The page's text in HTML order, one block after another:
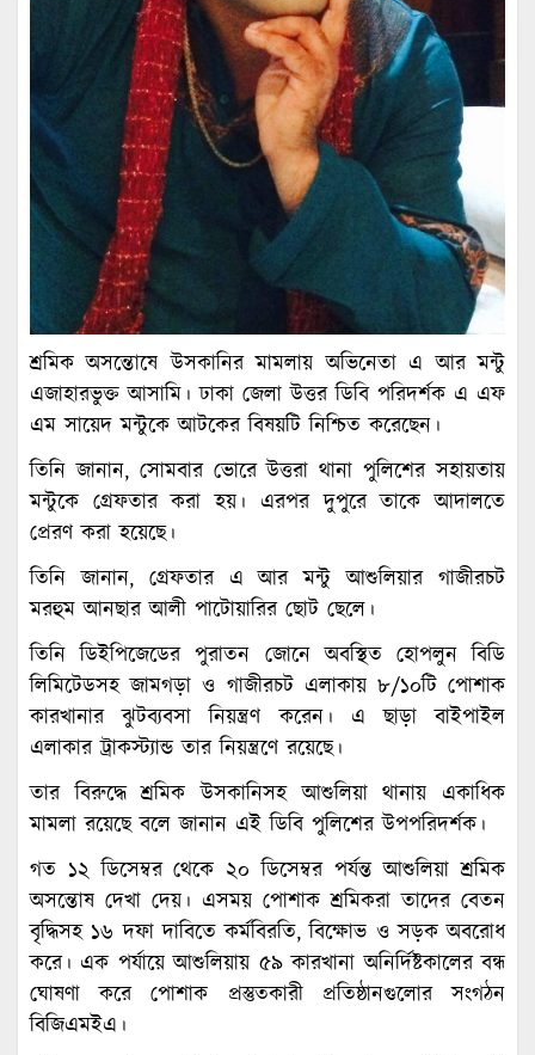
শ্রমিক অসন্তোষে উসকানির মামলায় অভিনেতা এ আর মন্টু
এজাহারভুক্ত আসামি। ঢাকা জেলা উত্তর ডিবি পরিদর্শক এ এফ
এম সায়েদ মন্টুকে আটকের বিষয়টি নিশ্চিত করেছেন।
তিনি জানান, সোমবার ভোরে উত্তরা থানা পুলিশের সহায়তায়
মন্টুকে গ্রেফতার করা হয়। এরপর দুপুরে তাকে আদালতে
প্রেরণ করা হয়েছে।
তিনি জানান, গ্রেফতার এ আর মন্টু আশুলিয়ার গাজীরচট
মরহুম আনছার আলী পাটোয়ারির ছোট ছেলে।
তিনি ডিইপিজেডের পুরাতন জোনে অবস্থিত হোপলুন বিডি
লিমিটেডসহ জামগড়া ও গাজীরচট এলাকায় ৮/১০টি পোশাক
কারখানার ঝুটব্যবসা নিয়ন্ত্রণ করেন। এ ছাড়া বাইপাইল
এলাকার ট্রাকস্ট্যান্ড তার নিয়ন্ত্রণে রয়েছে।
তার বিরুদ্ধে শ্রমিক উসকানিসহ আশুলিয়া থানায় একাধিক
মামলা রয়েছে বলে জানান এই ডিবি পুলিশের উপপরিদর্শক।
গত ১২ ডিসেম্বর থেকে ২০ ডিসেম্বর পর্যন্ত আশুলিয়া শ্রমিক
অসন্তোষ দেখা দেয়। এসময় পোশাক শ্রমিকরা তাদের বেতন
বৃদ্ধিসহ ১৬ দফা দাবিতে কর্মবিরতি, বিক্ষোভ ও সড়ক অবরোধ
করে। এক পর্যায়ে আশুলিয়ায় ৫৯ কারখানা অনির্দিষ্টকালের বন্ধ
ঘোষণা করে পোশাক প্রস্তুতকারী প্রতিষ্ঠানগুলোর সংগঠন
বিজিএমইএ।